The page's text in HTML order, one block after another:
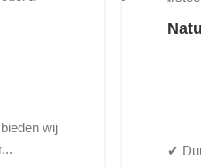
wij
✔